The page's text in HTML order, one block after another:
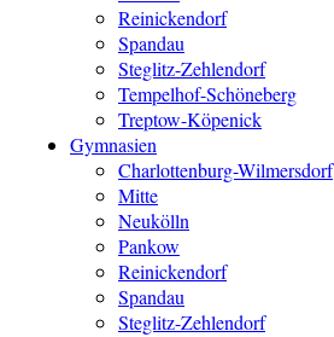
Reinickendorf
Spandau
Steglitz-Zehlendorf
Tempelhof-Schöneberg
Treptow-Köpenick
Gymnasien
Charlottenburg-Wilmersdorf
Mitte
Neukölln
Pankow
Reinickendorf
Spandau
Steglitz-Zehlendorf